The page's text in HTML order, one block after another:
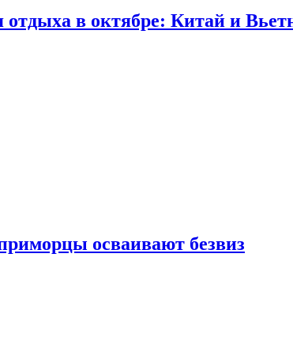
в октябре: Китай и
осваивают безвиз